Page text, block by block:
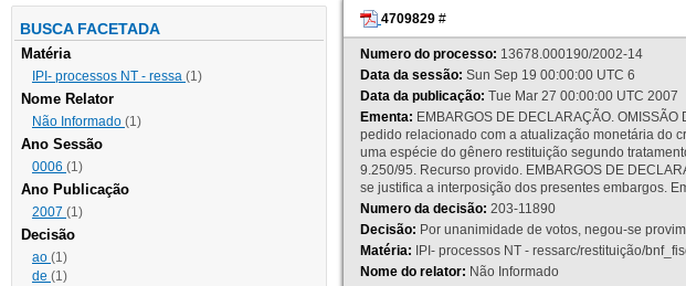
BUSCA FACETADA
Matéria
IPI- processos NT - ressa (1)
Nome Relator
Não Informado (1)
Ano Sessão
0006 (1)
Ano Publicação
2007 (1)
Decisão
ao (1)
de (1)
4709829 #
Numero do processo: 13678.000190/2002-14
Data da sessão: Sun Sep 19 00:00:00 UTC 6
Data da publicação: Tue Mar 27 00:00:00 UTC 2007
Ementa: EMBARGOS DE DECLARAÇÃO.
pedido relacionado com a atualização monetária do
uma espécie do gênero restituição segundo
9.250/95. Recurso provido. EMBARGOS DE
se justifica a interposição dos presentes embargos.
Numero da decisão: 203-11890
Decisão: Por unanimidade de votos, negou-se
Matéria: IPI- processos NT - ressarc/restituição/
Nome do relator: Não Informado